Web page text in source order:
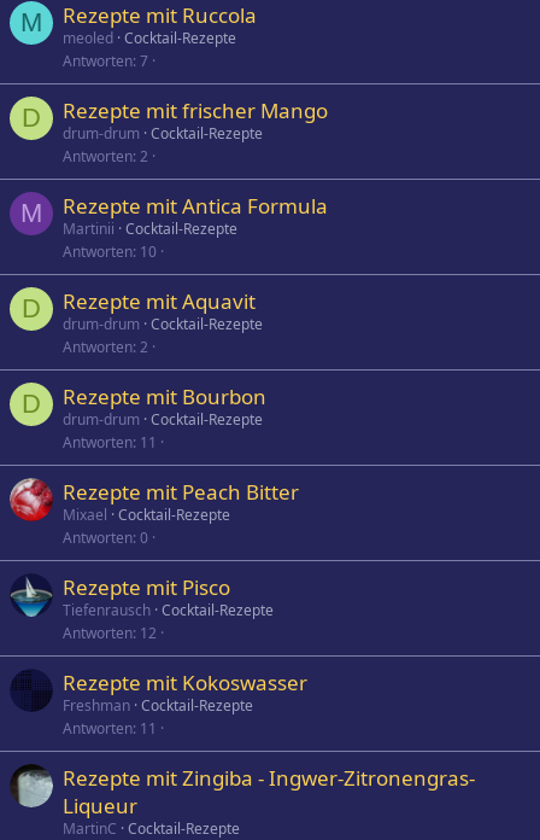
M Rezepte mit Ruccola
meoled Cocktail-Rezepte
Antworten 7
D Rezepte mit frischer Mango
drum-drum Cocktail-Rezepte
Antworten 2
M Rezepte mit Antica Formula
Martinii Cocktail-Rezepte
Antworten 10
D Rezepte mit Aquavit
drum-drum Cocktail-Rezepte
Antworten 2
D Rezepte mit Bourbon
drum-drum Cocktail-Rezepte
Antworten 11
Rezepte mit Peach Bitter
Mixael Cocktail-Rezepte
Antworten 0
Rezepte mit Pisco
Tiefenrausch Cocktail-Rezepte
Antworten 12
Rezepte mit Kokoswasser
Freshman Cocktail-Rezepte
Antworten 11
Rezepte mit Zingiba - Ingwer-Zitronengras-
Liqueur
MartinC Cocktail-Rezepte